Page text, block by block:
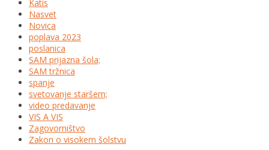
Katis
Nasvet
Novica
poplava 2023
poslanica
SAM prijazna šola;
SAM tržnica
spanje
svetovanje staršem;
video predavanje
VIS A VIS
Zagovorništvo
Zakon o visokem šolstvu